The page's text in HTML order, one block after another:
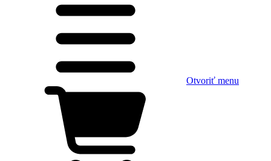
Otvoriť menu